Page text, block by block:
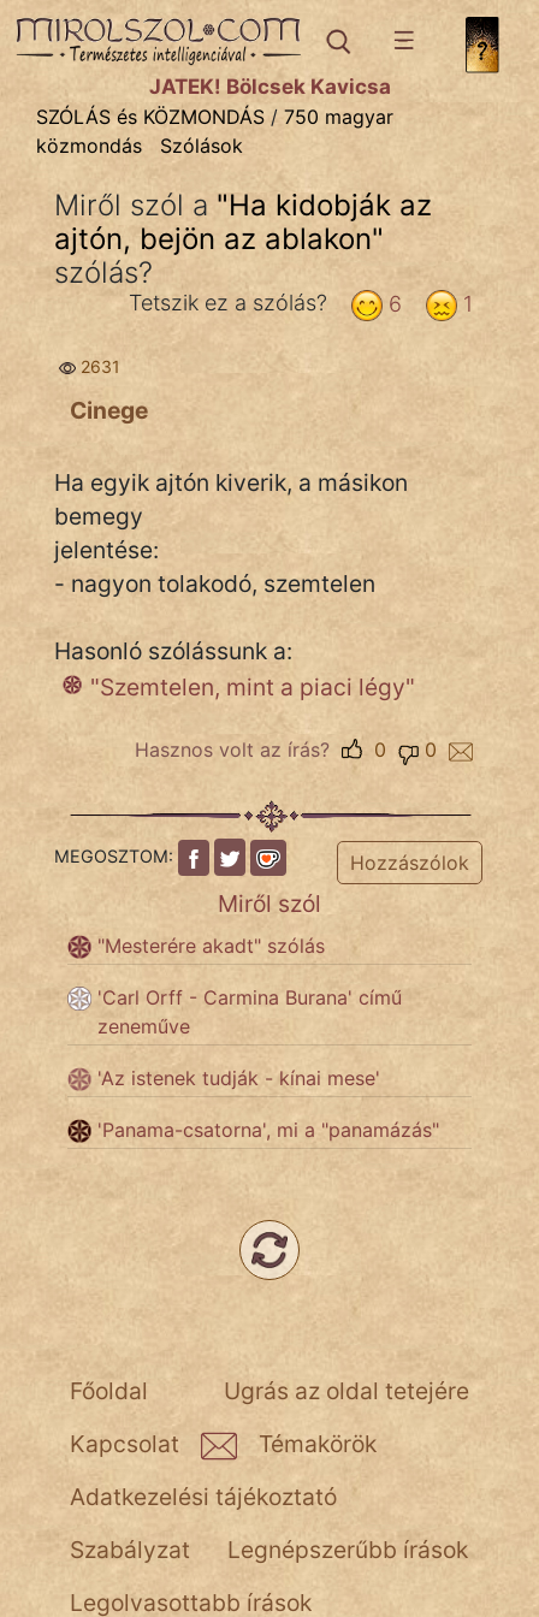
SZÓLÁS ÉS KÖZMONDÁStémák:
Bibliai
Kifejezések
Közmondások
Rímelő
Szállóigék
Szóláscsoportok
Szólások
Tréfás
SZÓLÁS
KÖZMONDÁS
ÉLETMÓD
MAGYARSÁG
TÖRTÉNELEM
Népszerű szerzőink:
JÁTÉK! Bölcsek Kavicsa
SZÓLÁS és KÖZMONDÁS / 750 magyar
közmondás
Szólások
Miről szól a "Ha kidobják az
ajtón, bejön az ablakon"
szólás?
1
6
Tetszik ez a szólás?
2631
Cinege
Ha egyik ajtón kiverik, a másikon
bemegy
jelentése:
- nagyon tolakodó, szemtelen
Hasonló szólássunk a:
"Szemtelen, mint a piaci légy"
Hasznos volt az írás? 0
0
MEGOSZTOM: Hozzászólok
Miről szól
"Mesterére akadt" szólás
'Carl Orff - Carmina Burana' című
zeneműve
'Az istenek tudják - kínai mese'
'Panama-csatorna', mi a "panamázás"
Ugrás az oldal tetejére
Főoldal
Kapcsolat
Témakörök
Adatkezelési tájékoztató
Szabályzat
Legnépszerűbb írások
Legolvasottabb írások